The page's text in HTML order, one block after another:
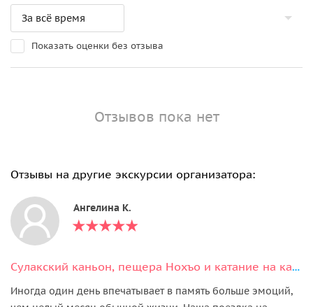
Показать оценки без отзыва
Отзывов пока нет
Отзывы на другие экскурсии организатора:
Ангелина К.
Сулакский каньон, пещера Нохъо и катание на катере из Каспийска
Иногда один день впечатывает в память больше эмоций,